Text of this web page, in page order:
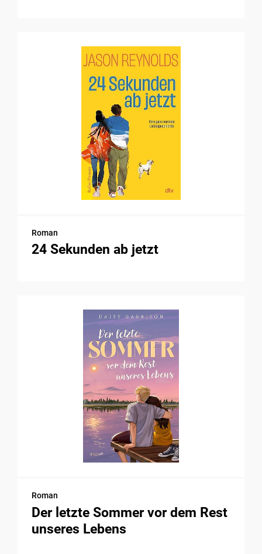
Roman
24 Sekunden ab jetzt
Roman
Der letzte Sommer vor dem Rest
unseres Lebens